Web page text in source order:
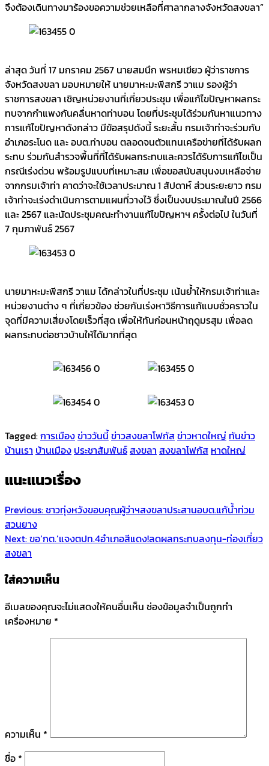
จึงต้องเดินทางมาร้องขอความช่วยเหลือที่ศาลากลางจังหวัดสงขลา”
ล่าสุด วันที่ 17 มกราคม 2567 นายสมนึก พรหมเขียว ผู้ว่าราชการ
จังหวัดสงขลา มอบหมายให้ นายมาหะมะพีสกรี วาแม รองผู้ว่า
ราชการสงขลา เชิญหน่วยงานที่เกี่ยวประชุม เพื่อแก้ไขปัญหาผลกระ
ทบจากกำแพงกันคลื่นหาดท่าบอน โดยที่ประชุมได้ร่วมกันหาแนวทาง
การแก้ไขปัญหาดังกล่าว มีข้อสรุปดังนี้ ระยะสั้น กรมเจ้าท่าจะร่วมกับ
อำเภอระโนด และ อบต.ท่าบอน ตลอดจนตัวแทนเครือข่ายที่ได้รับผลก
ระทบ ร่วมกันสำรวจพื้นที่ที่ได้รับผลกระทบและควรได้รับการแก้ไขเป็น
กรณีเร่งด่วน พร้อมรูปแบบที่เหมาะสม เพื่อขอสนับสนุนงบเหลือจ่าย
จากกรมเจ้าท่า คาดว่าจะใช้เวลาประมาณ 1 สัปดาห์ ส่วนระยะยาว กรม
เจ้าท่าจะเร่งดำเนินการตามแผนที่วางไว้ ซึ่งเป็นงบประมาณในปี 2566
และ 2567 และนัดประชุมคณะทำงานแก้ไขปัญหาฯ ครั้งต่อไป ในวันที่
7 กุมภาพันธ์ 2567
นายมาหะมะพีสกรี วาแม ได้กล่าวในที่ประชุม เน้นย้ำให้กรมเจ้าท่าและ
หน่วยงานต่าง ๆ ที่เกี่ยวข้อง ช่วยกันเร่งหาวิธีการแก้แบบชั่วคราวใน
จุดที่มีความเสี่ยงโดยเร็วที่สุด เพื่อให้ทันก่อนหน้าฤดูมรสุม เพื่อลด
ผลกระทบต่อชาวบ้านให้ได้มากที่สุด
Tagged:การเมืองข่าววันนี้ข่าวสงขลาโฟกัสข่าวหาดใหญ่ ทันข่าว
บ้านเรา บ้านเมือง ประชาสัมพันธ์สงขลา สงขลาโฟกัส หาดใหญ่
แนะแนวเรื่อง
Previous:ชาวทุ่งหวังขอบคุณผู้ว่าฯสงขลาประสานอบต.แก้น้ำท่วม
สวนยาง
Next:ขอ‘กต.’แจงตปท.4อำเภอสีแดง!ลดผลกระทบลงทุน-ท่องเที่ยว
สงขลา
ใส่ความเห็น
อีเมลของคุณจะไม่แสดงให้คนอื่นเห็น ช่องข้อมูลจำเป็นถูกทำ
เครื่องหมาย *
ความเห็น *
ชื่อ *